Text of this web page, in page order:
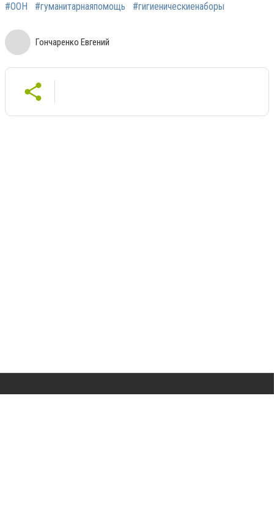
#ООН #гуманитарнаяпомощь #гигиеническиенаборы
Гончаренко Евгений